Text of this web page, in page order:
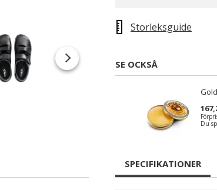
Storleksguide
SE OCKSÅ
Du
SPECIFIKATIONER